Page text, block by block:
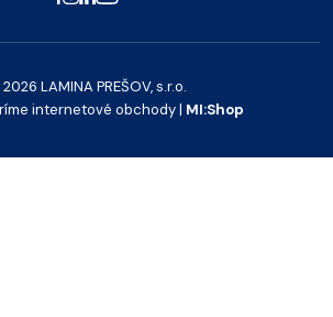
LAMINA PREŠOV, s.r.o.
internetové obchody | MI:Shop